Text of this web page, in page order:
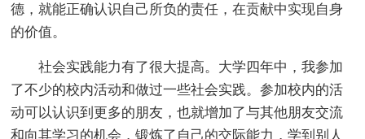
德，就能正确认识自己所负的责任，在贡献中实现自身
的价值。
社会实践能力有了很大提高。大学四年中，我参加
了不少的校内活动和做过一些社会实践。参加校内的活
动可以认识到更多的朋友，也就增加了与其他朋友交流
和向其学习的机会，锻炼了自己的交际能力，学到别人